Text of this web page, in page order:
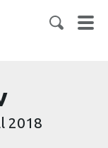
2018